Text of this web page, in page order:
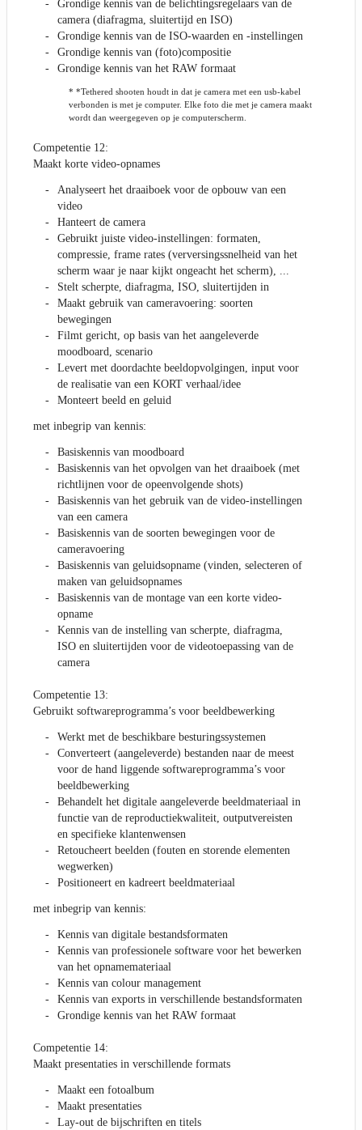
Grondige kennis van de belichtingsregelaars van de
camera (diafragma, sluitertijd en ISO)
Grondige kennis van de ISO-waarden en -instellingen
Grondige kennis van (foto)compositie
Grondige kennis van het RAW formaat
* *Tethered shooten houdt in dat je camera met een usb-kabel
verbonden is met je computer. Elke foto die met je camera maakt
wordt dan weergegeven op je computerscherm.
Competentie 12:
Maakt korte video-opnames
Analyseert het draaiboek voor de opbouw van een
video
Hanteert de camera
Gebruikt juiste video-instellingen: formaten,
compressie, frame rates (verversingssnelheid van het
scherm waar je naar kijkt ongeacht het scherm), ...
Stelt scherpte, diafragma, ISO, sluitertijden in
Maakt gebruik van cameravoering: soorten
bewegingen
Filmt gericht, op basis van het aangeleverde
moodboard, scenario
Levert met doordachte beeldopvolgingen, input voor
de realisatie van een KORT verhaal/idee
Monteert beeld en geluid
met inbegrip van kennis:
Basiskennis van moodboard
Basiskennis van het opvolgen van het draaiboek (met
richtlijnen voor de opeenvolgende shots)
Basiskennis van het gebruik van de video-instellingen
van een camera
Basiskennis van de soorten bewegingen voor de
cameravoering
Basiskennis van geluidsopname (vinden, selecteren of
maken van geluidsopnames
Basiskennis van de montage van een korte video-
opname
Kennis van de instelling van scherpte, diafragma,
ISO en sluitertijden voor de videotoepassing van de
camera
Competentie 13:
Gebruikt softwareprogramma’s voor beeldbewerking
Werkt met de beschikbare besturingssystemen
Converteert (aangeleverde) bestanden naar de meest
voor de hand liggende softwareprogramma’s voor
beeldbewerking
Behandelt het digitale aangeleverde beeldmateriaal in
functie van de reproductiekwaliteit, outputvereisten
en specifieke klantenwensen
Retoucheert beelden (fouten en storende elementen
wegwerken)
Positioneert en kadreert beeldmateriaal
met inbegrip van kennis:
Kennis van digitale bestandsformaten
Kennis van professionele software voor het bewerken
van het opnamemateriaal
Kennis van colour management
Kennis van exports in verschillende bestandsformaten
Grondige kennis van het RAW formaat
Competentie 14:
Maakt presentaties in verschillende formats
Maakt een fotoalbum
Maakt presentaties
Lay-out de bijschriften en titels